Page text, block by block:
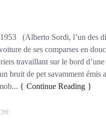
(Alberto Sordi, l’un des
de ses comparses en
travaillant sur le bord
bruit de pet savamment
Continue Reading